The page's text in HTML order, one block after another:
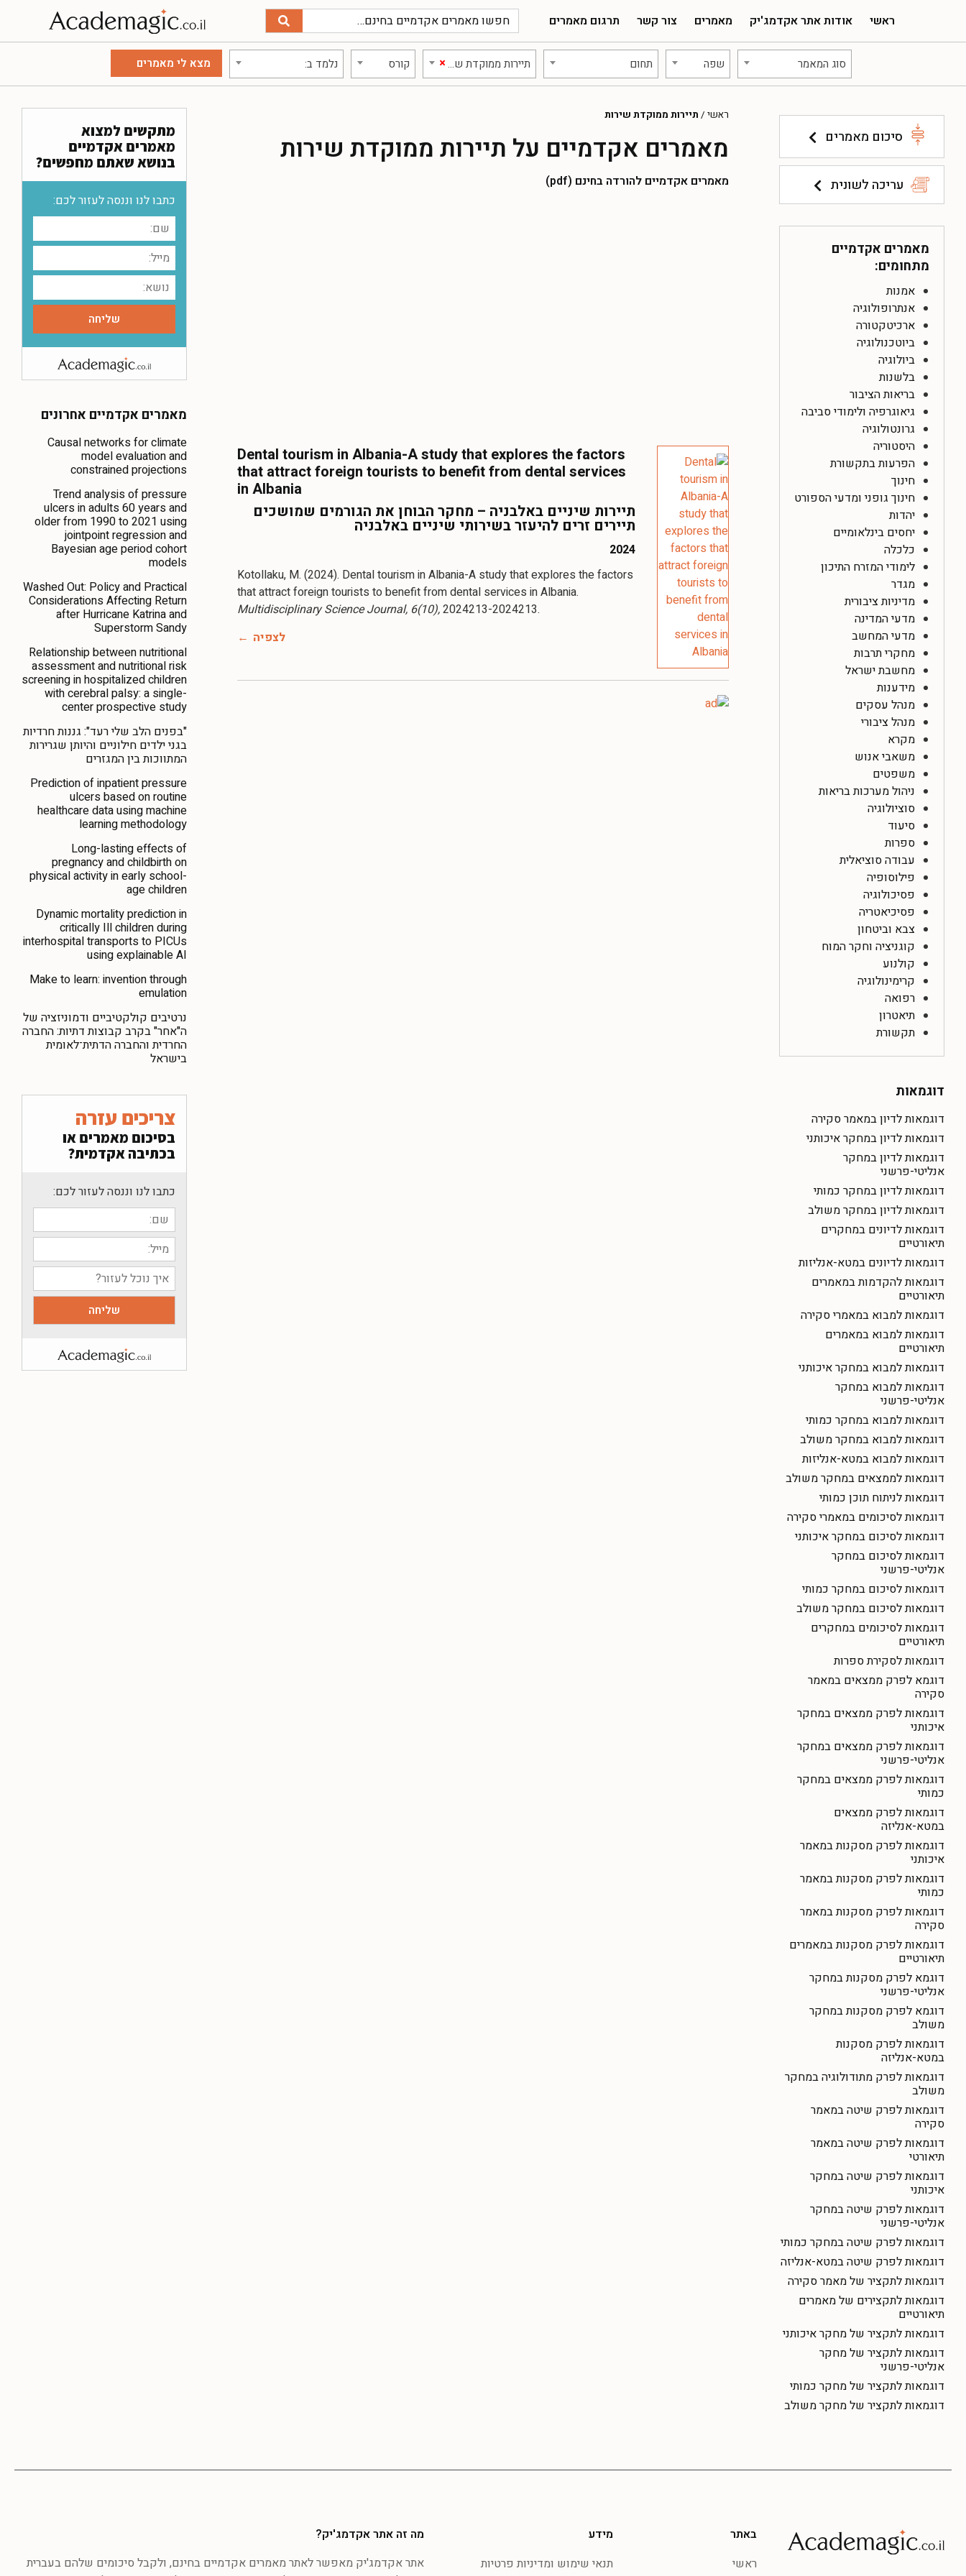
ראשי אודות אתר אקדמג'יק מאמרים צור קשר תרגום מאמרים
סוג המאמר שפה תחום ×תיירות ממוקדת שירות קורס נלמד ב:
סיכום מאמרים
עריכה לשונית
מאמרים אקדמיים
מתחומים:
אמנות
אנתרופולוגיה
ארכיטקטורה
ביוטכנולוגיה
ביולוגיה
בלשנות
בריאות הציבור
גיאוגרפיה ולימודי סביבה
גרונטולוגיה
היסטוריה
הפרעות בתקשורת
חינוך
חינוך גופני ומדעי הספורט
יהדות
יחסים בינלאומיים
כלכלה
לימודי המזרח התיכון
מגדר
מדיניות ציבורית
מדעי המדינה
מדעי המחשב
מחקרי תרבות
מחשבת ישראל
מידענות
מנהל עסקים
מנהל ציבורי
מקרא
משאבי אנוש
משפטים
ניהול מערכות בריאות
סוציולוגיה
סיעוד
ספרות
עבודה סוציאלית
פילוסופיה
פסיכולוגיה
פסיכיאטריה
צבא וביטחון
קוגניציה וחקר המוח
קולנוע
קרימינולוגיה
רפואה
תיאטרון
תקשורת
דוגמאות
דוגמאות לדיון במאמר סקירה
דוגמאות לדיון במחקר איכותני
דוגמאות לדיון במחקר
אנליטי-פרשני
דוגמאות לדיון במחקר כמותי
דוגמאות לדיון במחקר משולב
דוגמאות לדיונים במחקרים
תיאורטיים
דוגמאות לדיונים במטא-אנליזות
דוגמאות להקדמות במאמרים
תיאורטיים
דוגמאות למבוא במאמרי סקירה
דוגמאות למבוא במאמרים
תיאורטיים
דוגמאות למבוא במחקר איכותני
דוגמאות למבוא במחקר
אנליטי-פרשני
דוגמאות למבוא במחקר כמותי
דוגמאות למבוא במחקר משולב
דוגמאות למבוא במטא-אנליזות
דוגמאות לממצאים במחקר משולב
דוגמאות לניתוח תוכן כמותי
דוגמאות לסיכומים במאמרי סקירה
דוגמאות לסיכום במחקר איכותני
דוגמאות לסיכום במחקר
אנליטי-פרשני
דוגמאות לסיכום במחקר כמותי
דוגמאות לסיכום במחקר משולב
דוגמאות לסיכומים במחקרים
תיאורטיים
דוגמאות לסקירת ספרות
דוגמא לפרק ממצאים במאמר
סקירה
דוגמאות לפרק ממצאים במחקר
איכותני
דוגמאות לפרק ממצאים במחקר
אנליטי-פרשני
דוגמאות לפרק ממצאים במחקר
כמותי
דוגמאות לפרק ממצאים
במטא-אנליזה
דוגמאות לפרק מסקנות במאמר
איכותני
דוגמאות לפרק מסקנות במאמר
כמותי
דוגמאות לפרק מסקנות במאמר
סקירה
דוגמאות לפרק מסקנות במאמרים
תיאורטיים
דוגמא לפרק מסקנות במחקר
אנליטי-פרשני
דוגמא לפרק מסקנות במחקר
משולב
דוגמאות לפרק מסקנות
במטא-אנליזה
דוגמאות לפרק מתודולוגיה במחקר
משולב
דוגמאות לפרק שיטה במאמר
סקירה
דוגמאות לפרק שיטה במאמר
תיאורטי
דוגמאות לפרק שיטה במחקר
איכותני
דוגמאות לפרק שיטה במחקר
אנליטי-פרשני
דוגמאות לפרק שיטה במחקר כמותי
דוגמאות לפרק שיטה במטא-אנליזה
דוגמאות לתקציר של מאמר סקירה
דוגמאות לתקצירים של מאמרים
תיאורטיים
דוגמאות לתקציר של מחקר איכותני
דוגמאות לתקציר של מחקר
אנליטי-פרשני
דוגמאות לתקציר של מחקר כמותי
דוגמאות לתקציר של מחקר משולב
ראשי / תיירות ממוקדת שירות
מאמרים אקדמיים על תיירות ממוקדת שירות
מאמרים אקדמיים להורדה בחינם (pdf)
Dental tourism in Albania-A study that explores the factors
that attract foreign tourists to benefit from dental services
in Albania
תיירות שיניים באלבניה – מחקר הבוחן את הגורמים שמושכים
תיירים זרים להיעזר בשירותי שיניים באלבניה
2024
Kotollaku, M. (2024). Dental tourism in Albania-A study that explores the factors
that attract foreign tourists to benefit from dental services in Albania.
Multidisciplinary Science Journal, 6(10),
לצפיה
מתקשים למצוא
מאמרים אקדמיים
בנושא שאתם מחפשים?
כתבו לנו וננסה לעזור לכם:
מאמרים אקדמיים אחרונים
Causal networks for climate
model evaluation and
constrained projections
Trend analysis of pressure
ulcers in adults 60 years and
older from 1990 to 2021 using
jointpoint regression and
Bayesian age period cohort
models
Washed Out: Policy and Practical
Considerations Affecting Return
after Hurricane Katrina and
Superstorm Sandy
Relationship between nutritional
assessment and nutritional risk
screening in hospitalized children
with cerebral palsy: a single-
center prospective study
"בפנים הלב שלי רעד": גננות חרדיות
בגני ילדים חילוניים והיותן שגרירות
המתווכות בין המגזרים
Prediction of inpatient pressure
ulcers based on routine
healthcare data using machine
learning methodology
Long-lasting effects of
pregnancy and childbirth on
physical activity in early school-
age children
Dynamic mortality prediction in
critically Ill children during
interhospital transports to PICUs
using explainable AI
Make to learn: invention through
emulation
נרטיבים קולקטיביים ודמוניזציה של
ה"אחר" בקרב קבוצות דתיות: החברה
החרדית והחברה הדתית־לאומית
בישראל
צריכים עזרה
בסיכום מאמרים או
בכתיבה אקדמית?
כתבו לנו וננסה לעזור לכם:
באתר
ראשי
מידע
תנאי שימוש ומדיניות פרטיות
מה זה אתר אקדמג'יק?
אתר אקדמג'יק מאפשר לאתר מאמרים אקדמיים בחינם, ולקבל סיכומים שלהם בעברית